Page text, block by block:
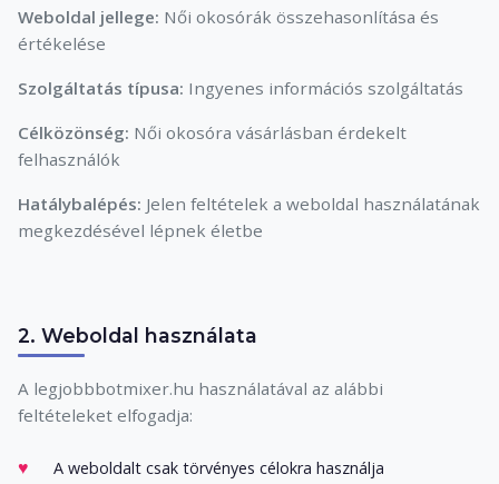
Weboldal jellege: Női okosórák összehasonlítása és
értékelése
Szolgáltatás típusa: Ingyenes információs szolgáltatás
Célközönség: Női okosóra vásárlásban érdekelt
felhasználók
Hatálybalépés: Jelen feltételek a weboldal használatának
megkezdésével lépnek életbe
2. Weboldal használata
A legjobbbotmixer.hu használatával az alábbi
feltételeket elfogadja:
A weboldalt csak törvényes célokra használja